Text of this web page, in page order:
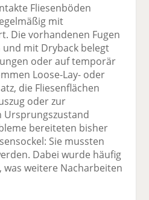
Fliesenböden
mit
Die vorhandenen Fugen
mit Dryback belegt
oder auf temporär
Loose-Lay- oder
die Fliesenflächen
oder zur
Ursprungszustand
bereiteten bisher
Sie mussten
Dabei wurde häufig
was weitere Nacharbeiten